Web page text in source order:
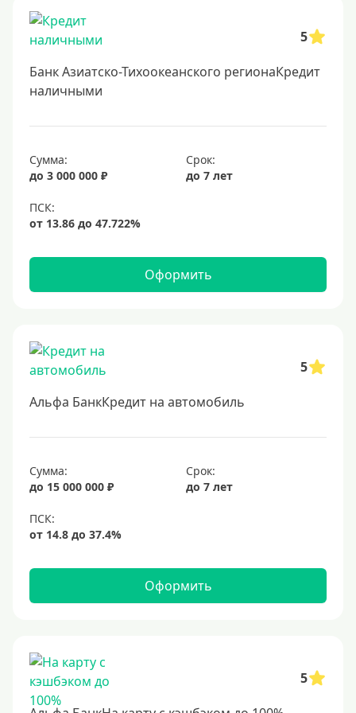
Заявка во все банки
Способы выдачи
Не выходя из дома
Онлайн на карту
Валюта
Военнослужащим
Для бюджетников и госслужащих
Для зарплатных клиентов
Без прописки
Без стажа работы
Пенсионерам
До 75 лет
До 85 лет
Студентам
С 18 лет
5
Банк Азиатско-Тихоокеанского регионаКредит
наличными
Сумма:
до 3 000 000 ₽
Срок:
до 7 лет
Оформить
5
Альфа БанкКредит на автомобиль
Сумма:
до 15 000 000 ₽
Срок:
до 7 лет
Оформить
5